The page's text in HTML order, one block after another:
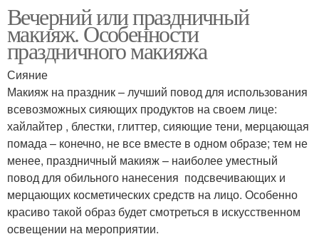
Вечерний или праздничный
макияж. Особенности
праздничного макияжа
Сияние
Макияж на праздник – лучший повод для использования
всевозможных сияющих продуктов на своем лице:
хайлайтер , блестки, глиттер, сияющие тени, мерцающая
помада – конечно, не все вместе в одном образе; тем не
менее, праздничный макияж – наиболее уместный
повод для обильного нанесения подсвечивающих и
мерцающих косметических средств на лицо. Особенно
красиво такой образ будет смотреться в искусственном
освещении на мероприятии.